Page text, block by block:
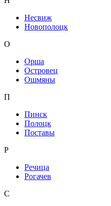
Несвиж
Новополоцк
О
Орша
Островец
Ошмяны
П
Пинск
Полоцк
Поставы
Р
Речица
Рогачев
С